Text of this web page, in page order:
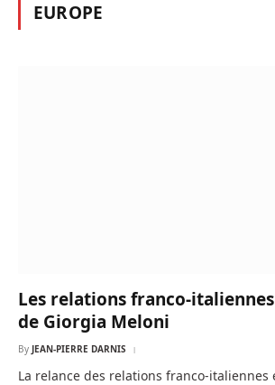
EUROPE
Les relations franco-
de Giorgia Meloni
By JEAN-PIERRE DARNIS
La relance des relations franco-italiennes